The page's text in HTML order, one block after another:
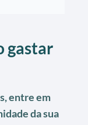
gastar
entre em
da sua